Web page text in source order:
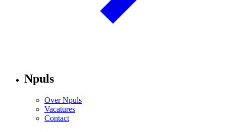
Npuls
Over Npuls
Vacatures
Contact